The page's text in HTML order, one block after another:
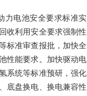
力电池安全要求标准实
收利用安全要求强制性
标准审查报批，加快全
性能要求。加快驱动电
系统等标准预研，强化
底盘换电、换电兼容性